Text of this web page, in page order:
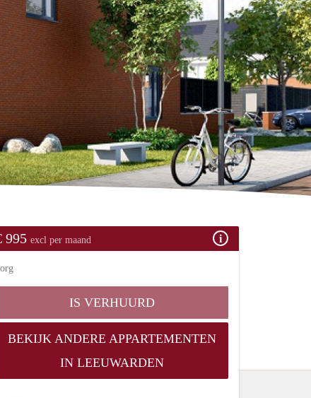
voor het aangeboden
995 excl per maand
IS VERHUURD
BEKIJK ANDERE APPARTEMENTEN
IN LEEUWARDEN